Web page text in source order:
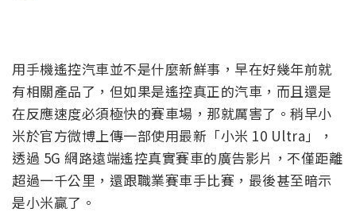
用手機遙控汽車並不是什麼新鮮事，早在好幾年前就
有相關產品了，但如果是遙控真正的汽車，而且還是
在反應速度必須極快的賽車場，那就厲害了。稍早小
米於官方微博上傳一部使用最新「小米 10 Ultra」，
透過 5G 網路遠端遙控真實賽車的廣告影片，不僅距離
超過一千公里，還跟職業賽車手比賽，最後甚至暗示
是小米贏了。